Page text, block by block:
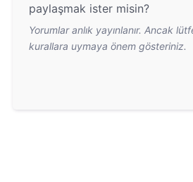
paylaşmak ister misin?
Yorumlar anlık yayınlanır. Ancak
kurallara uymaya önem gösteriniz.